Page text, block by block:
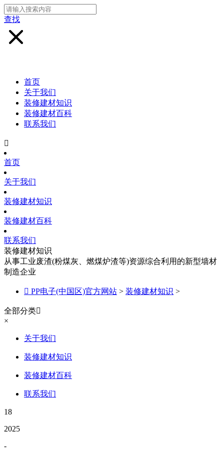
查找
首页
关于我们
装修建材知识
装修建材百科
联系我们

首页
关于我们
装修建材知识
装修建材百科
联系我们
装修建材知识
从事工业废渣(粉煤灰、燃煤炉渣等)资源综合利用的新型墙材
制造企业
 PP电子(中国区)官方网站 > 装修建材知识 >
全部分类
×
关于我们
装修建材知识
装修建材百科
联系我们
18
2025
-